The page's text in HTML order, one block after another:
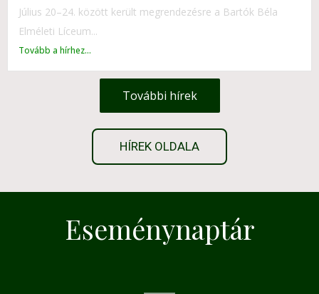
Július 20–24. között került megrendezésre a Bartók Béla
Elméleti Líceum...
Tovább a hírhez...
További hírek
HÍREK OLDALA
Eseménynaptár